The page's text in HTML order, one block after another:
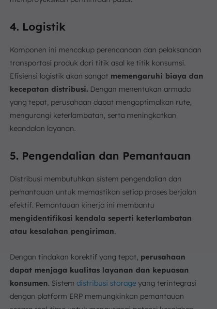
4. Logistik
Komponen ini mencakup perencanaan dan pelaksanaan
transportasi produk dari titik asal ke titik konsumsi.
Efisiensi logistik akan sangat memengaruhi biaya dan
kecepatan distribusi. Dengan menentukan armada
yang tepat, perusahaan dapat mengoptimalkan rute,
mengurangi keterlambatan, serta meningkatkan
keandalan layanan.
5. Pengendalian dan Pemantauan
Distribusi membutuhkan sistem pengendalian dan
pemantauan untuk memastikan setiap proses berjalan
efektif. Pemantauan kinerja ini membantu
mengidentifikasi kendala seperti keterlambatan
atau kesalahan pengiriman.
Dengan tindakan korektif yang tepat, perusahaan
dapat menjaga kualitas layanan dan kepuasan
konsumen. Sistem distribusi storage yang terintegrasi
dengan platform ERP memungkinkan pemantauan